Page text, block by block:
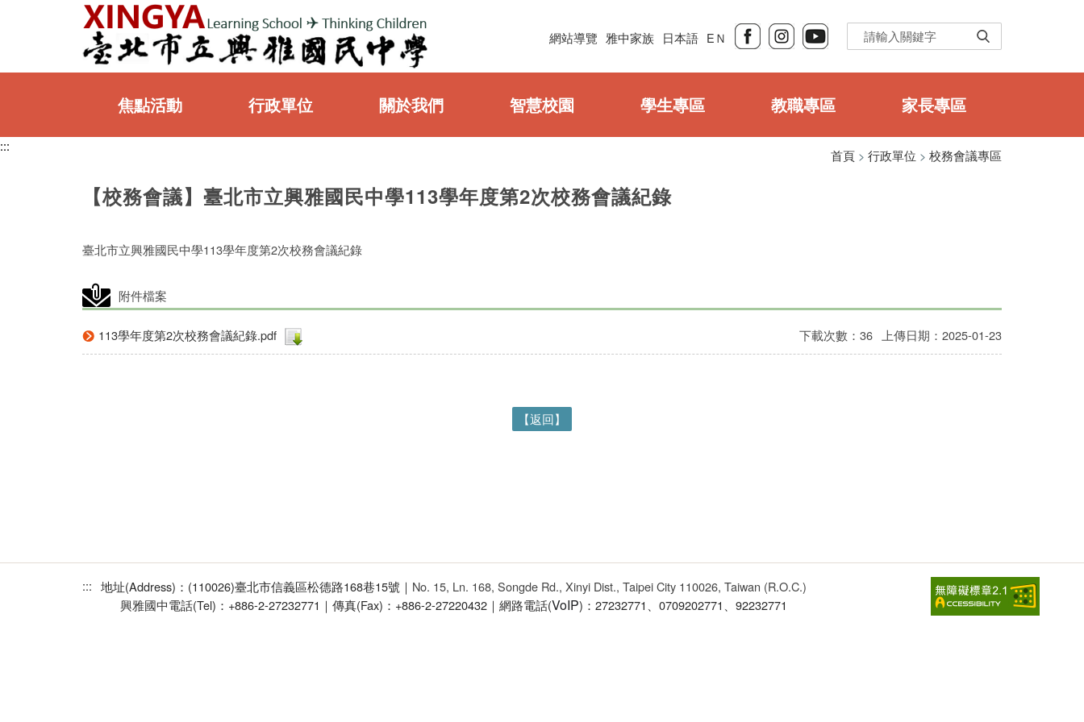
網站導覽 雅中家族 日本語 EＮ
焦點活動 行政單位 關於我們 智慧校園 學生專區 教職專區 家長專區
:::
:::
【校務會議】臺北市立興雅國民中學113學年度第2次校務會議紀錄
首頁 > 行政單位 > 校務會議專區
臺北市立興雅國民中學113學年度第2次校務會議紀錄
附件檔案
113學年度第2次校務會議紀錄.pdf 上傳日期：2025-01-23
下載次數：36
【返回】
::: 地址(Address)：(110026)臺北市信義區松德路168巷15號｜ No. 15, Ln. 168, Songde Rd., Xinyi Dist., Taipei City 110026, Taiwan (R.O.C.)
興雅國中電話(Tel)：+886-2-27232771｜傳真(Fax)：+886-2-27220432｜網路電話(VoIP)：27232771、0709202771、92232771